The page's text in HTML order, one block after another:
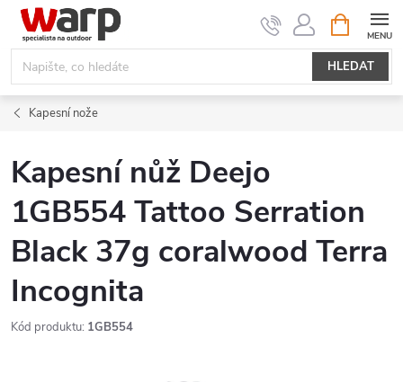
Přejít
obsah
HLEDAT
NÁKUPNÍ
KOŠÍK
Kapesní nože
Kapesní nůž Deejo
1GB554 Tattoo Serration
Black 37g coralwood Terra
Incognita
Kód produktu: 1GB554